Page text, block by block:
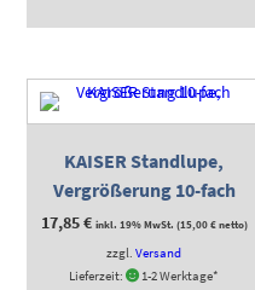
KAISER Standlupe,
Vergrößerung 10-fach
17,85€ inkl. 19% MwSt. (15,00€netto)
zzgl.Versand
Lieferzeit:
1-2 Werktage*